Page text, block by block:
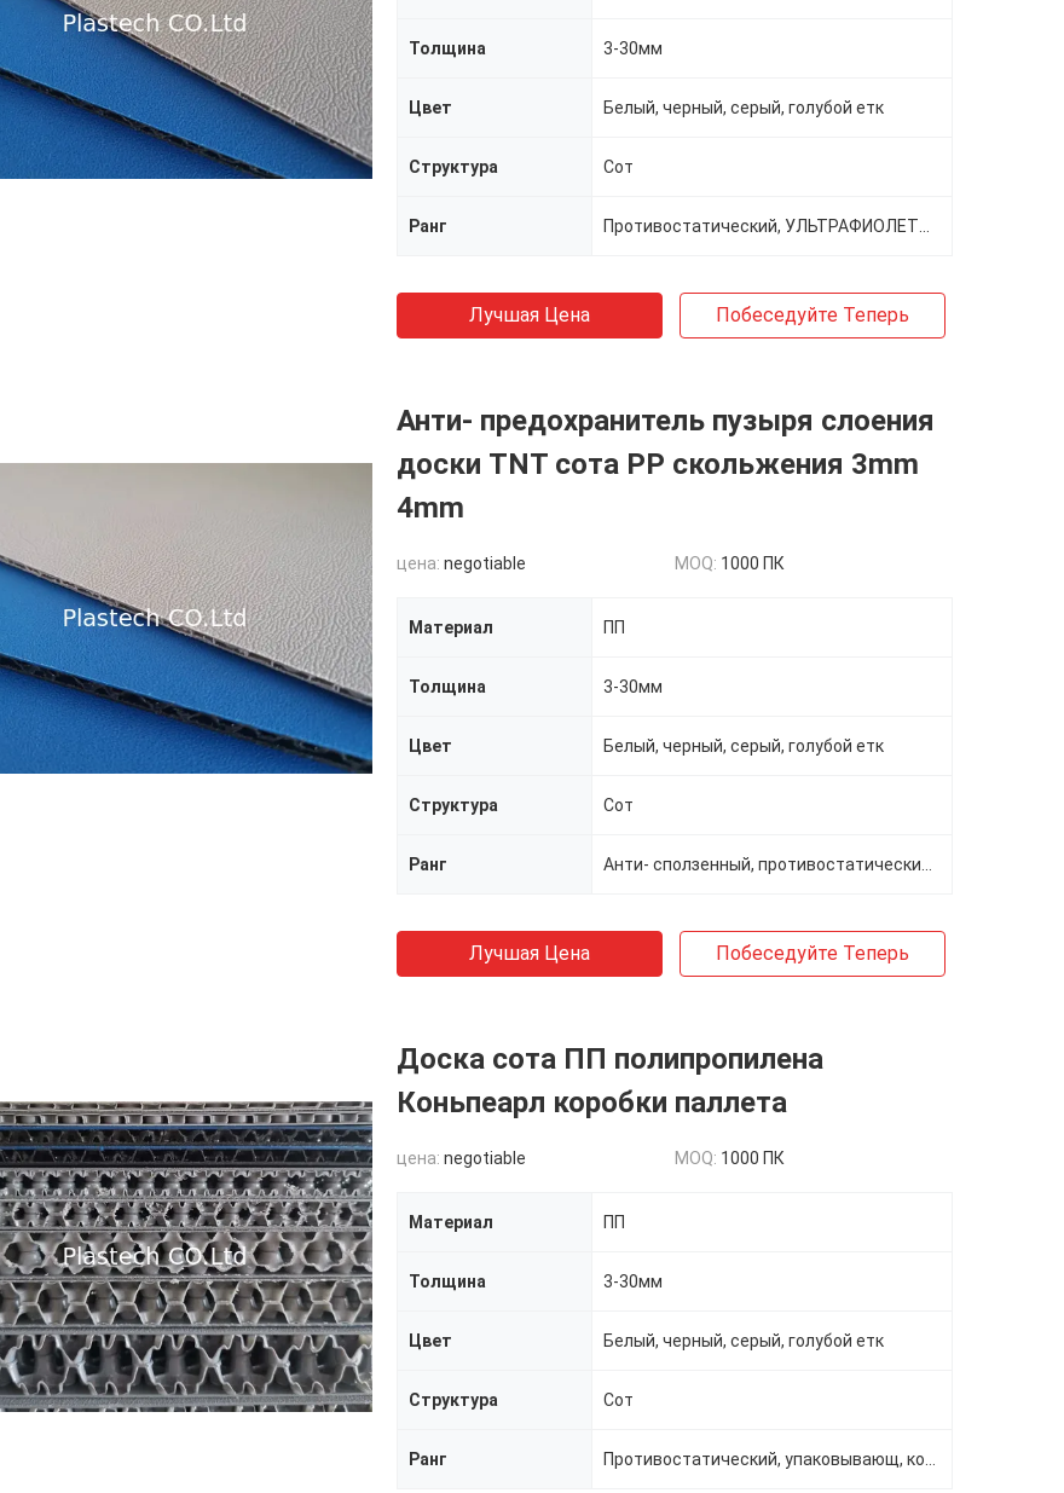
Толщина 3-30мм
Цвет Белый, черный, серый, голубой етк
Структура Сот
Ранг
Лучшая Цена Побеседуйте Теперь
Анти- предохранитель пузыря слоения
доски TNT сота PP скольжения 3mm
4mm
цена: negotiable MOQ: 1000 ПК
Материал ПП
Толщина 3-30мм
Цвет Белый, черный, серый, голубой етк
Структура Сот
Ранг
Лучшая Цена Побеседуйте Теперь
Доска сота ПП полипропилена
Коньпеарл коробки паллета
цена: negotiable MOQ: 1000 ПК
Материал ПП
Толщина 3-30мм
Цвет Белый, черный, серый, голубой етк
Структура Сот
Ранг